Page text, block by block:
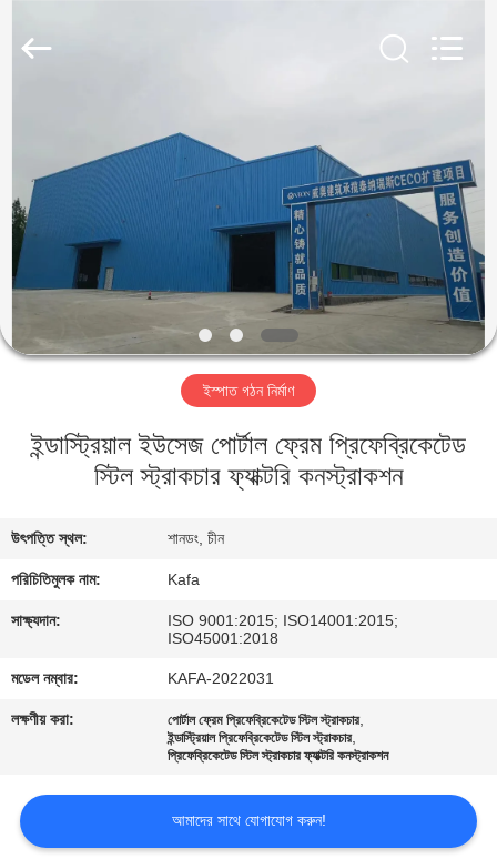
পণ্য
ভিডিও
ভিআর
শো
আমাদের
কারখানা
পরিদর্শন
নিয়ন্ত্রণ
সাথে
যোগাযোগ
ইস্পাত গঠন নির্মাণ
ইন্ডাস্ট্রিয়াল ইউসেজ পোর্টাল ফ্রেম প্রিফেব্রিকেটেড
স্টিল স্ট্রাকচার ফ্যাক্টরি কনস্ট্রাকশন
উৎপত্তি স্থল: শানডং, চীন
পরিচিতিমুলক নাম: Kafa
সাক্ষ্যদান:
ISO 9001:2015; ISO14001:2015;
ISO45001:2018
মডেল নম্বার: KAFA-2022031
লক্ষণীয় করা: পোর্টাল ফ্রেম প্রিফেব্রিকেটেড স্টিল স্ট্রাকচার,
ইন্ডাস্ট্রিয়াল প্রিফেব্রিকেটেড স্টিল স্ট্রাকচার,
প্রিফেব্রিকেটেড স্টিল স্ট্রাকচার ফ্যাক্টরি কনস্ট্রাকশন
আমাদের সাথে যোগাযোগ করুন!